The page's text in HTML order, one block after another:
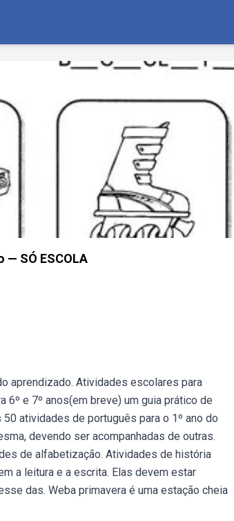
SÓ ESCOLA
aprendizado. Atividades escolares para
e 7º anos(em breve) um guia prático de
atividades de português para o 1º ano do
devendo ser acompanhadas de outras.
de alfabetização. Atividades de história
a leitura e a escrita. Elas devem estar
das. Weba primavera é uma estação cheia